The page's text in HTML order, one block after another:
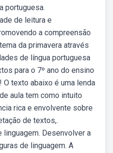
portuguesa.
de leitura e
a compreensão
da primavera através
de língua portuguesa
para o 7º ano do ensino
texto abaixo é uma lenda
aula tem como intuito
rica e envolvente sobre
de textos,.
Desenvolver a
de linguagem. A